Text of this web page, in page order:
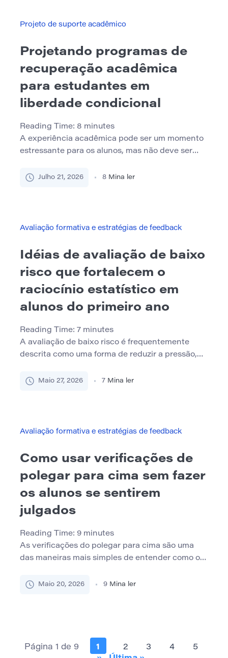
desanimadores, mas também são momentos
Projeto de suporte acadêmico
Projetando programas de
recuperação acadêmica
para estudantes em
liberdade condicional
Reading Time: 8 minutes
A experiência acadêmica pode ser um momento
estressante para os alunos, mas não deve ser
Em muitos casos, a liberdade condicional é um
Julho 21, 2026 8 Mina ler
Avaliação formativa e estratégias de feedback
Idéias de avaliação de baixo
risco que fortalecem o
raciocínio estatístico em
alunos do primeiro ano
Reading Time: 7 minutes
A avaliação de baixo risco é frequentemente
descrita como uma forma de reduzir a pressão,
do primeiro ano, especialmente cursos
aluno visível antes que a confusão seja […]
Maio 27, 2026 7 Mina ler
Avaliação formativa e estratégias de feedback
Como usar verificações de
polegar para cima sem fazer
os alunos se sentirem
julgados
Reading Time: 9 minutes
As verificações do polegar para cima são uma
das maneiras mais simples de entender como os
professor explica um conceito, faz uma pausa e
Maio 20, 2026 9 Mina ler
Página 1 de 9 1 2 3 4
5